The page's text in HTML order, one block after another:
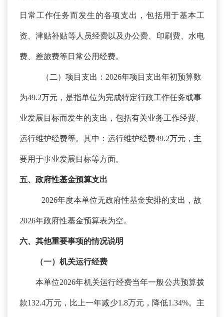
日常工作任务而发生的各项支出，包括用于基本工
资、津贴补贴等人员经费以及办公费、印刷费、水电
费、差旅费等日常公用经费。
（二）项目支出： 2026年项目支出年初预算数
为49.2万元，是指单位为完成特定行政工作任务或事
业发展目标而发生的支出，包括有关业务工作经费、
运行维护经费等。其中：运行维护经费49.2万元，主
要用于事业发展目标等方面。
五、政府性基金预算支出
2026年度本单位无政府性基金安排的支出，故
2026年政府性基金预算表为空。
六、其他重要事项的情况说明
（一）机关运行经费
本单位2026年机关运行经费当年一般公共预算拨
款132.4万元，比上一年减少1.8万元，降低1.34%。主